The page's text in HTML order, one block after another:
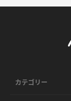
カテゴリー